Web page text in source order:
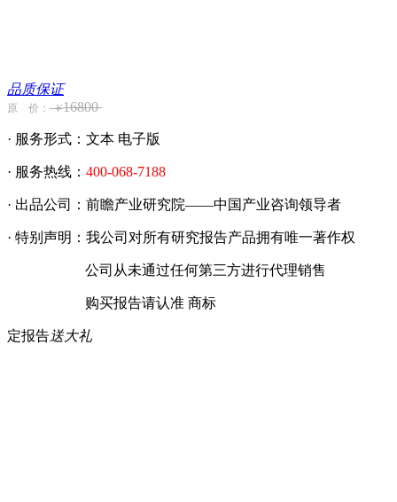
品质保证
原 价： ￥16800
· 服务形式：文本 电子版
· 服务热线： 400-068-7188
· 出品公司：前瞻产业研究院——中国产业咨询领导者
· 特别声明：我公司对所有研究报告产品拥有唯一著作权
公司从未通过任何第三方进行代理销售
购买报告请认准 商标
定报告送大礼